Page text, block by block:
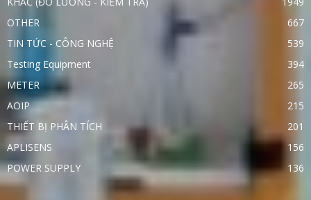
OTHER
667
TIN TỨC - CÔNG NGHỆ
539
Testing Equipment
394
METER
265
AOIP
215
THIẾT BỊ PHÂN TÍCH
201
APLISENS
156
POWER SUPPLY
136